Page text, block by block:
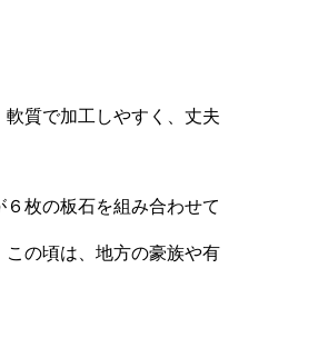
質で加工しやすく、丈夫
枚の板石を組み合わせて
の頃は、地方の豪族や有